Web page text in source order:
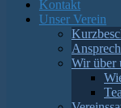
Kontakt
Unser Verein
Wir über